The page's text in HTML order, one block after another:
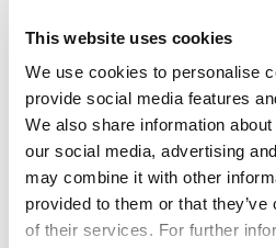
This website uses cookies
We use cookies to personalise
provide social media features
We also share information
our social media, advertising
may combine it with other
provided to them or that
of their services. For further
Comment adopter le
cuisine
Lacuisineen
moderne représente le cœur
dans lestyle campagne.
couleurs qui évoquent les